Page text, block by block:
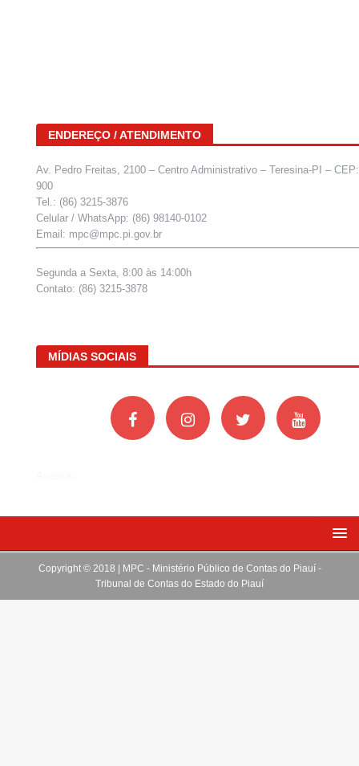
ENDEREÇO / ATENDIMENTO
Av. Pedro Freitas, 2100 – Centro Administrativo – Teresina-PI –
900
Tel.: (86) 3215-3876
Celular / WhatsApp: (86) 98140-0102
Email: mpc@mpc.pi.gov.br
Segunda a Sexta, 8:00 às 14:00h
Contato: (86) 3215-3878
MÍDIAS SOCIAIS
Copyright © 2018 | MPC - Ministério Público de Contas do Piauí -
Tribunal de Contas do Estado do Piauí